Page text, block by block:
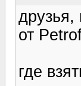
друзья,
от
где